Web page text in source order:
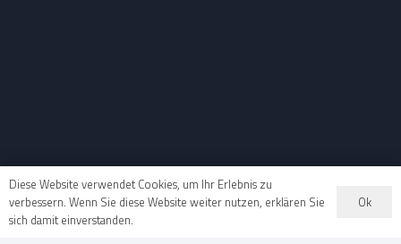
Diese Website verwendet Cookies, um Ihr Erlebnis zu
verbessern. Wenn Sie diese Website weiter nutzen, erklären Sie
sich damit einverstanden.
Ok